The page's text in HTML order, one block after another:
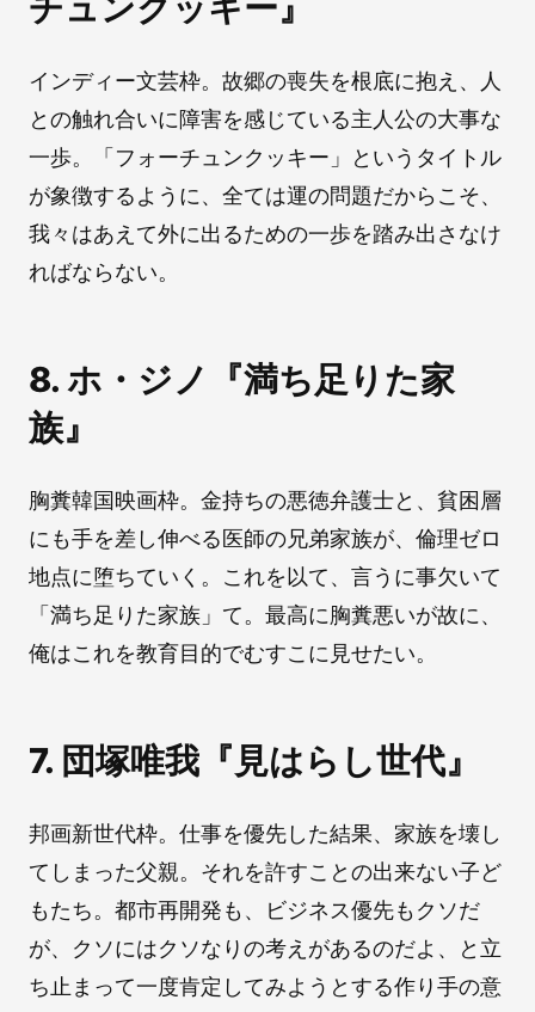
インディー文芸枠。故郷の喪失を根底に抱え、人
との触れ合いに障害を感じている主人公の大事な
一歩。「フォーチュンクッキー」というタイトル
が象徴するように、全ては運の問題だからこそ、
我々はあえて外に出るための一歩を踏み出さなけ
ればならない。
8. ホ・ジノ『満ち足りた家
族』
胸糞韓国映画枠。金持ちの悪徳弁護士と、貧困層
にも手を差し伸べる医師の兄弟家族が、倫理ゼロ
地点に堕ちていく。これを以て、言うに事欠いて
「満ち足りた家族」て。最高に胸糞悪いが故に、
俺はこれを教育目的でむすこに見せたい。
7. 団塚唯我『見はらし世代』
邦画新世代枠。仕事を優先した結果、家族を壊し
てしまった父親。それを許すことの出来ない子ど
もたち。都市再開発も、ビジネス優先もクソだ
が、クソにはクソなりの考えがあるのだよ、と立
ち止まって一度肯定してみようとする作り手の意